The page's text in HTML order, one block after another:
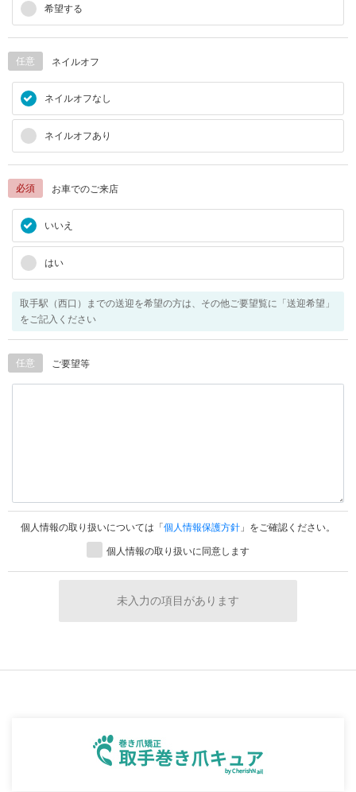
希望する
ネイルオフ
任意
ネイルオフなし
ネイルオフあり
お車でのご来店
必須
いいえ
はい
取手駅（西口）までの送迎を希望の方は、その他ご要望覧に「送迎希望」
をご記入ください
ご要望等
任意
個人情報の取り扱いについては「個人情報保護方針 」をご確認ください。
個人情報の取り扱いに同意します